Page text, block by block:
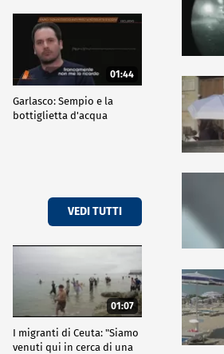
01:44
Garlasco: Sempio e la
bottiglietta d'acqua
VEDI TUTTI
01:07
I migranti di Ceuta: "Siamo
venuti qui in cerca di una